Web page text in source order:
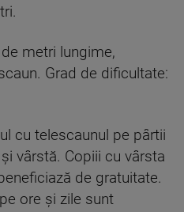
metri lungime,
Grad de dificultate:
cu telescaunul pe pârtii
vârstă. Copiii cu vârsta
de gratuitate.
ore și zile sunt